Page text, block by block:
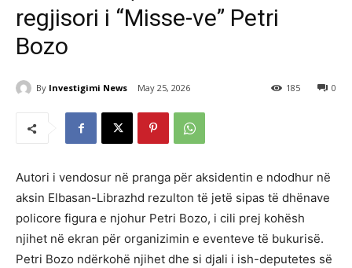
regjisori i “Misse-ve” Petri
Bozo
By Investigimi News May 25, 2026 0
185
Autori i vendosur në pranga për aksidentin e ndodhur në
aksin Elbasan-Librazhd rezulton të jetë sipas të dhënave
policore figura e njohur Petri Bozo, i cili prej kohësh
njihet në ekran për organizimin e eventeve të bukurisë.
Petri Bozo ndërkohë njihet dhe si djali i ish-deputetes së